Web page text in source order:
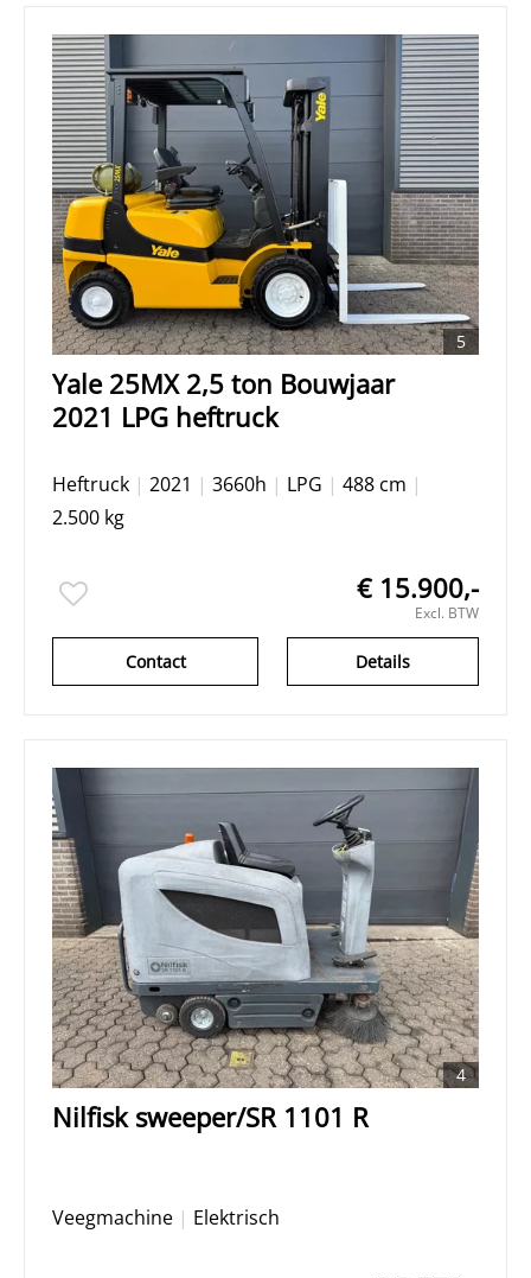
5
Yale 25MX 2,5 ton Bouwjaar
2021 LPG heftruck
Heftruck | 2021 | 3660h | LPG | 488 cm |
2.500 kg
€ 15.900,-
Excl. BTW
Details
Contact
4
Nilfisk sweeper/SR 1101 R
Veegmachine | Elektrisch